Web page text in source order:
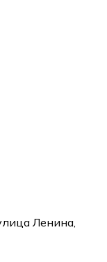
Ленина,